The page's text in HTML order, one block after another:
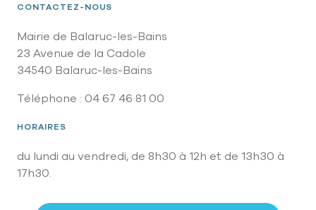
CONTACTEZ-NOUS
Mairie de Balaruc-les-Bains
23 Avenue de la Cadole
34540 Balaruc-les-Bains
Téléphone : 04 67 46 81 00
HORAIRES
du lundi au vendredi, de 8h30 à 12h et de 13h30 à
17h30.